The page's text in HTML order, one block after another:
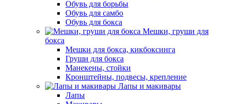
Обувь для борьбы
Обувь для самбо
Обувь для бокса
Мешки, груши для
бокса
Мешки для бокса, кикбоксинга
Груши для бокса
Манекены, стойки
Кронштейны, подвесы, крепление
Лапы и макивары
Лапы